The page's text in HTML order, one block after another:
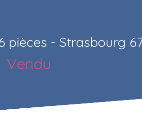
pièces - Strasbourg
Vendu